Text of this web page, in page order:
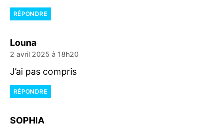
RÉPONDRE
Lounadit :
2 avril 2025 à 18h20
J’ai pas compris
RÉPONDRE
SOPHIAdit :